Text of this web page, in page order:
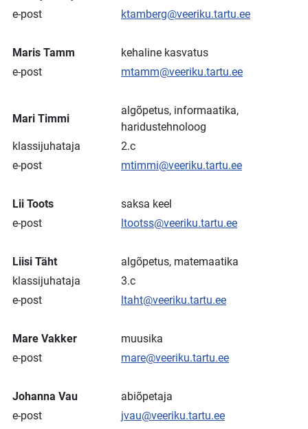
e-post
ktamberg@veeriku.tartu.ee
Maris Tamm
kehaline kasvatus
e-post
mtamm@veeriku.tartu.ee
Mari Timmi
algõpetus, informaatika,
haridustehnoloog
klassijuhataja
2.c
e-post
mtimmi@veeriku.tartu.ee
Lii Toots
saksa keel
e-post
ltootss@veeriku.tartu.ee
Liisi Täht
algõpetus, matemaatika
klassijuhataja
3.c
e-post
ltaht@veeriku.tartu.ee
Mare Vakker
muusika
e-post
mare@veeriku.tartu.ee
Johanna Vau
abiõpetaja
e-post
jvau@veeriku.tartu.ee